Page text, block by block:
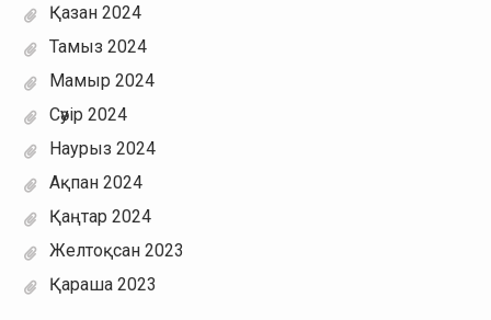
Қазан 2024
Тамыз 2024
Мамыр 2024
Сәуір 2024
Наурыз 2024
Ақпан 2024
Қаңтар 2024
Желтоқсан 2023
Қараша 2023